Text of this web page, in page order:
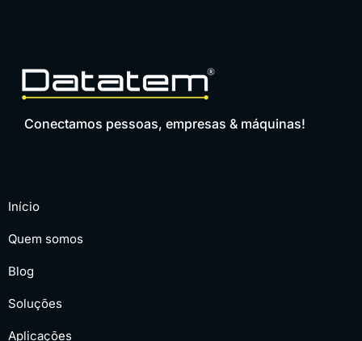
Conectamos pessoas, empresas & máquinas!
Início
Quem somos
Blog
Soluções
Aplicações